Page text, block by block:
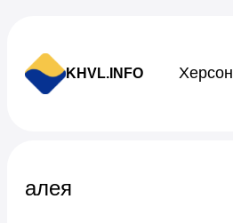
KHVL.INFO Херсон
алея